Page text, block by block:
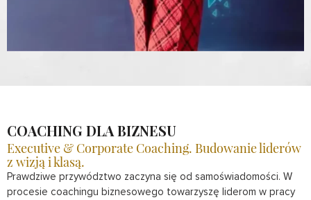
COACHING DLA BIZNESU
Executive & Corporate Coaching. Budowanie liderów
z wizją i klasą.
Prawdziwe przywództwo zaczyna się od samoświadomości. W
procesie coachingu biznesowego towarzyszę liderom w pracy